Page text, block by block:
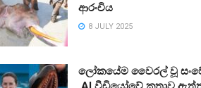
ආරංචිය
8 JULY 2025
ලෝකයේම වෛරල් වූ